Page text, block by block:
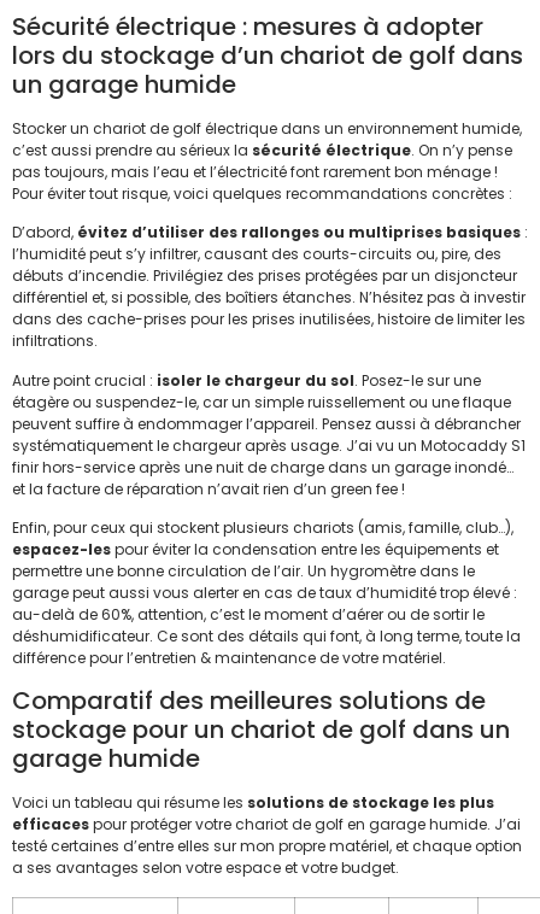
Sécurité électrique : mesures à adopter
lors du stockage d’un chariot de golf dans
un garage humide
Stocker un chariot de golf électrique dans un environnement humide,
c’est aussi prendre au sérieux la sécurité électrique. On n’y pense
pas toujours, mais l’eau et l’électricité font rarement bon ménage !
Pour éviter tout risque, voici quelques recommandations concrètes :
D’abord, évitez d’utiliser des rallonges ou multiprises basiques :
l’humidité peut s’y infiltrer, causant des courts-circuits ou, pire, des
débuts d’incendie. Privilégiez des prises protégées par un disjoncteur
différentiel et, si possible, des boîtiers étanches. N’hésitez pas à investir
dans des cache-prises pour les prises inutilisées, histoire de limiter les
infiltrations.
Autre point crucial : isoler le chargeur du sol. Posez-le sur une
étagère ou suspendez-le, car un simple ruissellement ou une flaque
peuvent suffire à endommager l’appareil. Pensez aussi à débrancher
systématiquement le chargeur après usage. J’ai vu un Motocaddy S1
finir hors-service après une nuit de charge dans un garage inondé…
et la facture de réparation n’avait rien d’un green fee !
Enfin, pour ceux qui stockent plusieurs chariots (amis, famille, club…),
espacez-lespour éviter la condensation entre les équipements et
permettre une bonne circulation de l’air. Un hygromètre dans le
garage peut aussi vous alerter en cas de taux d’humidité trop élevé :
au-delà de 60%, attention, c’est le moment d’aérer ou de sortir le
déshumidificateur. Ce sont des détails qui font, à long terme, toute la
différence pour l’entretien & maintenance de votre matériel.
Comparatif des meilleures solutions de
stockage pour un chariot de golf dans un
garage humide
Voici un tableau qui résume les solutions de stockage les plus
efficacespour protéger votre chariot de golf en garage humide. J’ai
testé certaines d’entre elles sur mon propre matériel, et chaque option
a ses avantages selon votre espace et votre budget.